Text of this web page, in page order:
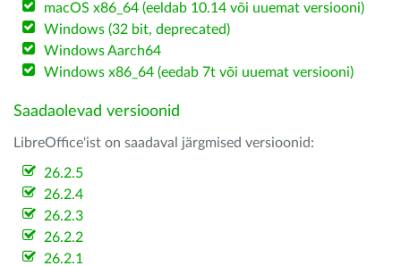
macOS x86_64 (eeldab 10.14 või uuemat versiooni)
Windows (32 bit, deprecated)
Windows Aarch64
Windows x86_64 (eedab 7t või uuemat versiooni)
Saadaolevad versioonid
LibreOffice'ist on saadaval järgmised versioonid:
26.2.5
26.2.4
26.2.3
26.2.2
26.2.1